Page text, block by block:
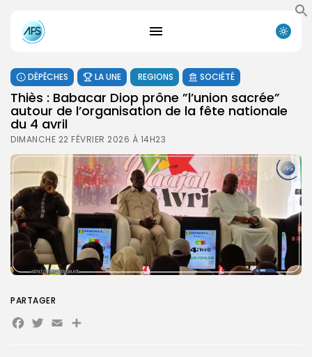
DÉPÊCHES LA UNE REGIONS SOCIÉTÉ
Thiès : Babacar Diop prône ”l’union sacrée”
autour de l’organisation de la fête nationale
du 4 avril
DIMANCHE 22 FÉVRIER 2026 À 14H23
PARTAGER
Facebook
Twitter
EmailPartager